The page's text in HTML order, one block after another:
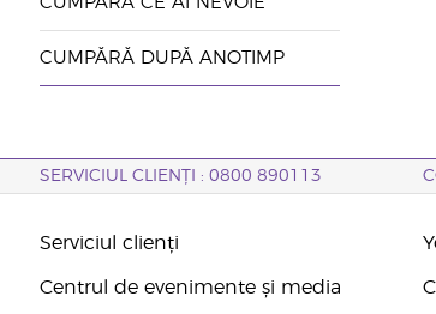
CUMPĂRĂ DUPĂ ANOTIMP
SERVICIUL CLIENȚI : 0800 890113
Serviciul clienți
Centrul de evenimente și media